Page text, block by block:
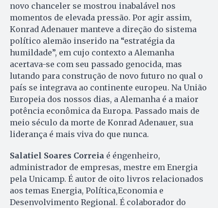
novo chanceler se mostrou inabalável nos
momentos de elevada pressão. Por agir assim,
Konrad Adenauer manteve a direção do sistema
político alemão inserido na “estratégia da
humildade”, em cujo contexto a Alemanha
acertava-se com seu passado genocida, mas
lutando para construção de novo futuro no qual o
país se integrava ao continente europeu. Na União
Europeia dos nossos dias, a Alemanha é a maior
potência econômica da Europa. Passado mais de
meio século da morte de Konrad Adenauer, sua
liderança é mais viva do que nunca.
Salatiel Soares Correia é éngenheiro,
administrador de empresas, mestre em Energia
pela Unicamp. É autor de oito livros relacionados
aos temas Energia, Política,Economia e
Desenvolvimento Regional. É colaborador do